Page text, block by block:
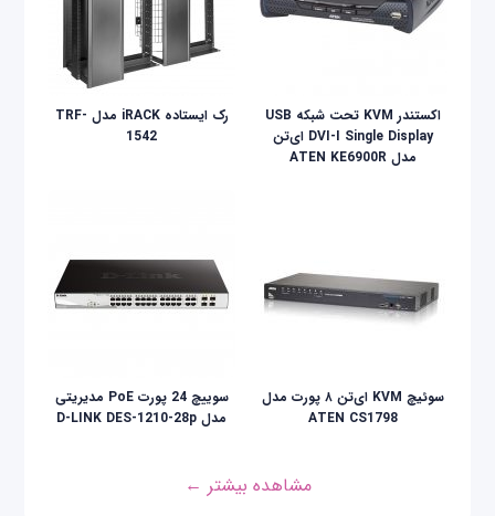
اکستندر KVM تحت شبکه USB
DVI-I Single Display ای‌تن
مدل ATEN KE6900R
رک ایستاده iRACK مدل TRF-
1542
سوئیچ KVM ای‌تن ۸ پورت مدل
ATEN CS1798
سوییچ 24 پورت PoE مدیریتی
مدل D-LINK DES-1210-28p
مشاهده بیشتر ←